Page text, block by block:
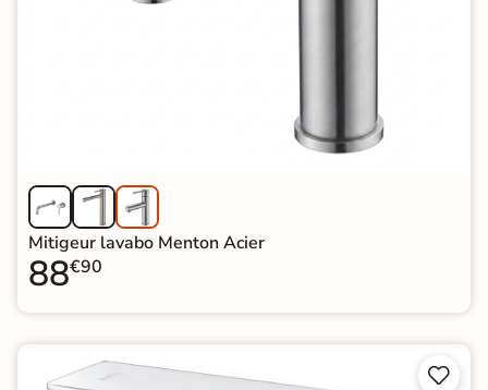
Mitigeur lavabo Menton Acier
88€90

